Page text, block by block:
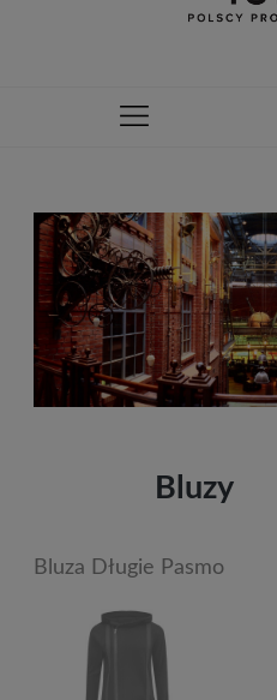
Bluzy
Bluza Długie Pasmo